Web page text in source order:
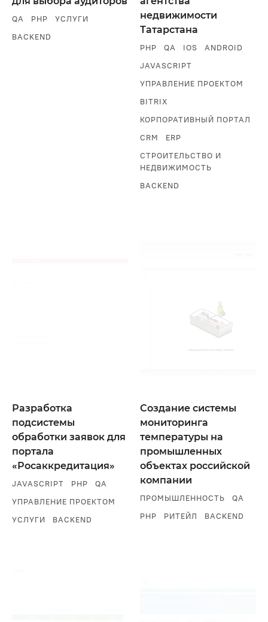
QA PHP
УСЛУГИ
BACKEND
недвижимости
Татарстана
PHP QA IOS
ANDROID
JAVASCRIPT
УПРАВЛЕНИЕ ПРОЕКТОМ
BITRIX
КОРПОРАТИВНЫЙ ПОРТАЛ
CRM
ERP
СТРОИТЕЛЬСТВО И
НЕДВИЖИМОСТЬ
BACKEND
Разработка
подсистемы
обработки заявок для
портала
«Росаккредитация»
JAVASCRIPT PHP
QA
УПРАВЛЕНИЕ ПРОЕКТОМ
УСЛУГИ
BACKEND
Создание системы
мониторинга
температуры на
промышленных
объектах российской
компании
ПРОМЫШЛЕННОСТЬ
QA
PHP
РИТЕЙЛ BACKEND